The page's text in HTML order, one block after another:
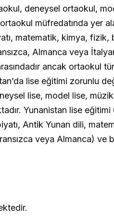
deneysel ortaokul,
müfredatında yer
matematik, kimya, fizik,
Almanca veya
ancak ortaokul
lise eğitimi zorunlu
lise, model lise,
Yunanistan lise eğitimi
Antik Yunan dili,
veya Almanca) ve